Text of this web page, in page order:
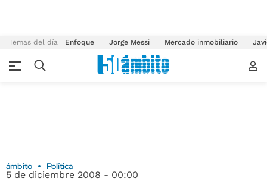
Temas del día Enfoque Jorge Messi Mercado inmobiliario
ámbito Política
5 de diciembre 2008 - 00:00